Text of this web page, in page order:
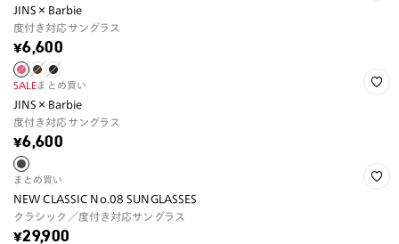
JINS×Barbie
度付き対応サングラス
¥6,600
SALEまとめ買い
JINS×Barbie
度付き対応サングラス
¥6,600
まとめ買い
NEW CLASSIC No.08 SUNGLASSES
クラシック／度付き対応サングラス
¥29,900